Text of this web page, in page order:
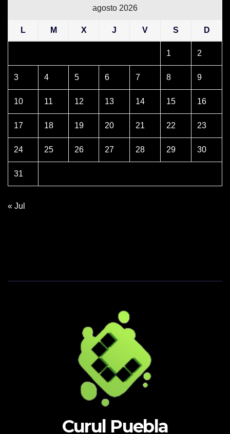
agosto 2026
L M X J V S D
1 2
3 4 5 6 7 8 9
10 11 12 13 14 15 16
17 18 19 20 21 22 23
24 25 26 27 28 29 30
31
« Jul
Curul Puebla